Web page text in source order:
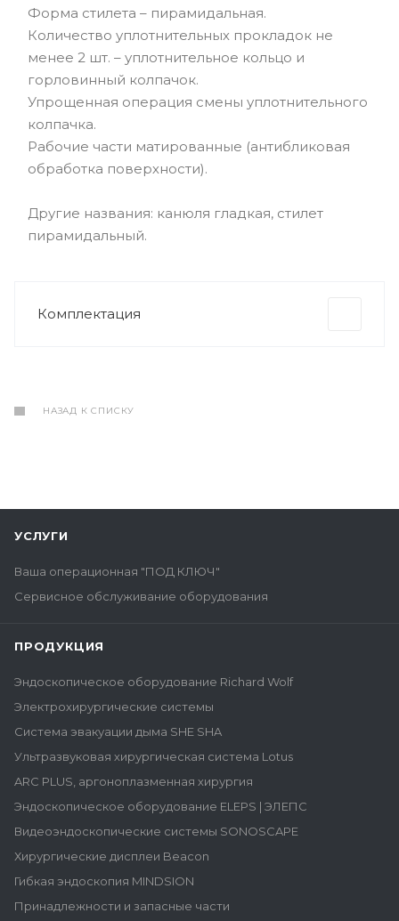
Форма стилета – пирамидальная.
Количество уплотнительных прокладок не
менее 2 шт. – уплотнительное кольцо и
горловинный колпачок.
Упрощенная операция смены уплотнительного
колпачка.
Рабочие части матированные (антибликовая
обработка поверхности).
Другие названия: канюля гладкая, стилет
пирамидальный.
Комплектация
НАЗАД К СПИСКУ
УСЛУГИ
Ваша операционная "ПОД КЛЮЧ"
Сервисное обслуживание оборудования
ПРОДУКЦИЯ
Эндоскопическое оборудование Richard Wolf
Электрохирургические системы
Система эвакуации дыма SHE SHA
Ультразвуковая хирургическая система Lotus
ARC PLUS, аргоноплазменная хирургия
Эндоскопическое оборудование ELEPS | ЭЛЕПС
Видеоэндоскопические системы SONOSCAPE
Хирургические дисплеи Beacon
Гибкая эндоскопия MINDSION
Принадлежности и запасные части